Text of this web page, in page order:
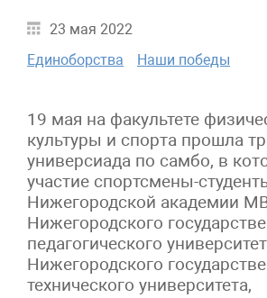
23 мая 2022
Единоборства
Наши победы
19 мая на факультете
культуры и спорта прошла
универсиада по самбо, в
участие спортсмены-
Нижегородской академии
Нижегородского
педагогического
Нижегородского
технического университета,